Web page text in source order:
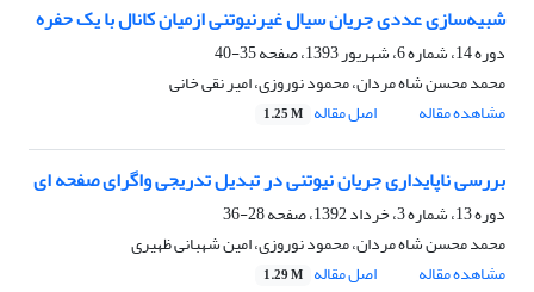
شبیه‌سازی عددی جریان سیال غیرنیوتنی ازمیان کانال با یک حفره
دوره 14، شماره 6، شهریور 1393، صفحه
35-40
محمد محسن شاه مردان، محمود نوروزی، امیر نقی خانی
مشاهده مقاله
اصل مقاله 1.25 M
بررسی ناپایداری جریان نیوتنی در تبدیل تدریجی واگرای صفحه ای
دوره 13، شماره 3، خرداد 1392، صفحه
28-36
محمد محسن شاه مردان، محمود نوروزی، امین شهبانی ظهیری
مشاهده مقاله
اصل مقاله 1.29 M